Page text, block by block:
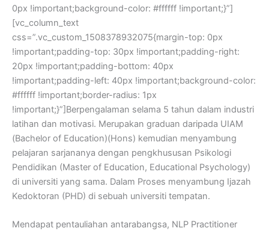
0px !important;background-color: #ffffff !important;}”]
[vc_column_text
css=”.vc_custom_1508378932075{margin-top: 0px
!important;padding-top: 30px !important;padding-right:
20px !important;padding-bottom: 40px
!important;padding-left: 40px !important;background-color:
#ffffff !important;border-radius: 1px
!important;}”]Berpengalaman selama 5 tahun dalam industri
latihan dan motivasi. Merupakan graduan daripada UIAM
(Bachelor of Education)(Hons) kemudian menyambung
pelajaran sarjananya dengan pengkhususan Psikologi
Pendidikan (Master of Education, Educational Psychology)
di universiti yang sama. Dalam Proses menyambung Ijazah
Kedoktoran (PHD) di sebuah universiti tempatan.
Mendapat pentauliahan antarabangsa, NLP Practitioner